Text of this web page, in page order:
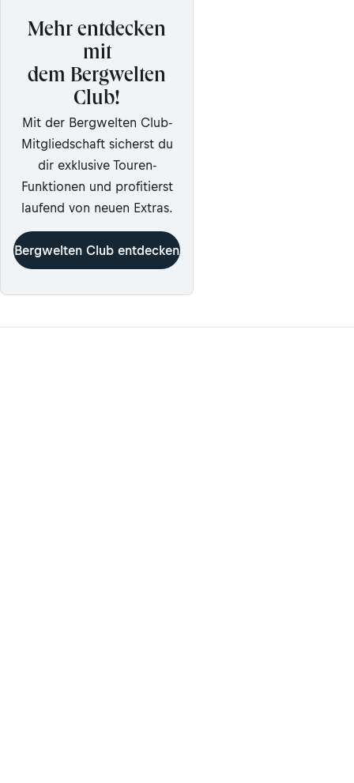
Mehr entdecken
mit
dem Bergwelten
Club!
Mit der Bergwelten Club-
Mitgliedschaft sicherst du
dir exklusive Touren-
Funktionen und profitierst
laufend von neuen Extras.
Bergwelten Club entdecken